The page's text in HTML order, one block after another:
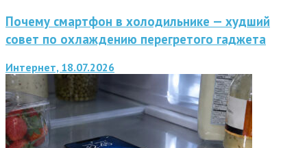
Почему смартфон в холодильнике — худший
совет по охлаждению перегретого гаджета
Интернет, 18.07.2026